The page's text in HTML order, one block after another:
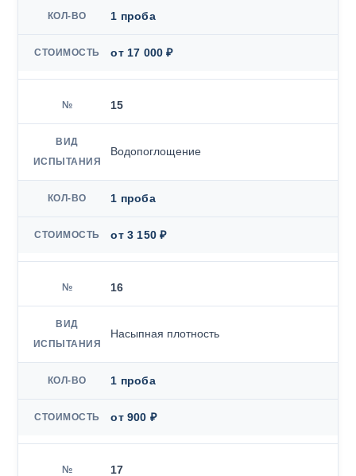
1 проба
от 17 000 ₽
15
Водопоглощение
1 проба
от 3 150 ₽
16
Насыпная плотность
1 проба
от 900 ₽
17